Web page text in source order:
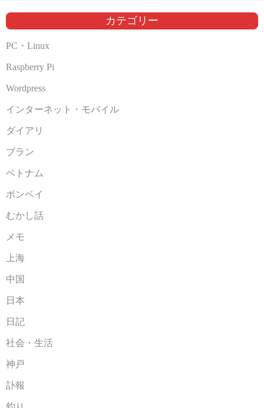
ブ
カテゴリー
PC・Linux
Raspberry Pi
Wordpress
インターネット・モバイル
ダイアリ
ブラン
ベトナム
ボンベイ
むかし話
メモ
上海
中国
日本
日記
社会・生活
神戸
訃報